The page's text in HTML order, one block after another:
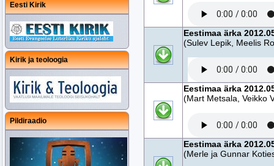
Eesti Kirik
Kirik ja teoloogia
Pildiraadio
Eestimaa ärka
(Sulev Lepik, Meelis
Eestimaa ärka
(Mart Metsala, Veikko
Eestimaa ärka
(Merle ja Gunnar